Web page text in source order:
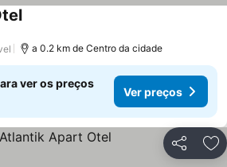
Ver preços
a 0.2 km de Centro da cidade
ver os preços
Ver preços
Partilhar